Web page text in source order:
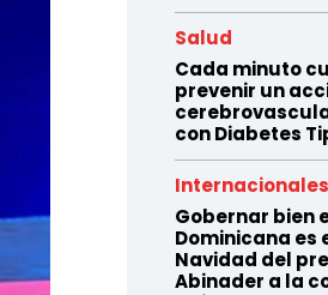
Salud
Cada minuto
prevenir un
con Diabetes
Internacionales
Gobernar bien
Dominicana es
Navidad del
Abinader a la